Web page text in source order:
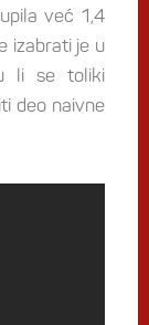
već 1,4
izabrati je u
li se toliki
deo naivne